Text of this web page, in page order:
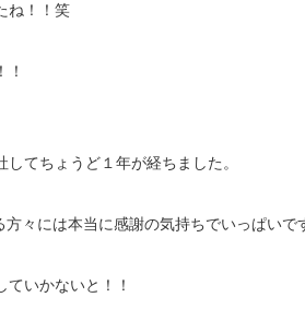
ね！！笑
てちょうど１年が経ちました。
々には本当に感謝の気持ちでいっぱいで
いかないと！！